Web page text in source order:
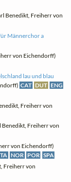
Benedikt, Freiherr von
Männerchor a
von Eichendorff)
lau und blau
CAT DUT ENG
Freiherr von
Benedikt, Freiherr von
von Eichendorff)
NOR POR SPA
Freiherr von